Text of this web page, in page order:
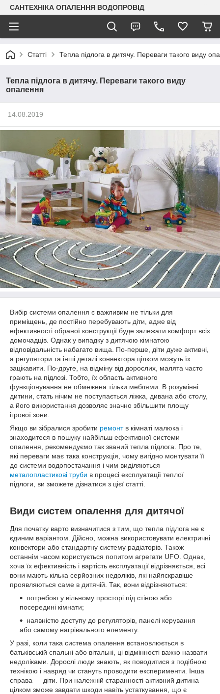
САНТЕХНІКА ОПАЛЕННЯ ВОДОПРОВІД
Статті Тепла підлога в дитячу. Переваги такого виду
Тепла підлога в дитячу. Переваги такого виду
опалення
14.08.2019
Вибір системи опалення є важливим не тільки для
приміщень, де постійно перебувають діти, адже від
ефективності обраної конструкції буде залежати комфорт всіх
домочадців. Однак у випадку з дитячою кімнатою
відповідальність набагато вища. По-перше, діти дуже активні,
а регулятори та інші деталі конвектора цілком можуть їх
зацікавити. По-друге, на відміну від дорослих, малята часто
грають на підлозі. Тобто, їх область активного
функціонування не обмежена тільки меблями. В розумінні
дитини, стать нічим не поступається ліжка, дивана або столу,
а його використання дозволяє значно збільшити площу
ігрової зони.
Якщо ви зібралися зробити ремонтв кімнаті малюка і
знаходитеся в пошуку найбільш ефективної системи
опалення, рекомендуємо так званий тепла підлога. Про те,
які переваги має така конструкція, чому вигідно монтувати її
до системи водопостачання і чим виділяються
металопластикові труби в процесі експлуатації теплої
підлоги, ви зможете дізнатися з цієї статті.
Види систем опалення для дитячої
Для початку варто визначитися з тим, що тепла підлога не є
єдиним варіантом. Дійсно, можна використовувати електричні
конвектори або стандартну систему радіаторів. Також
останнім часом користується попитом агрегати UFO. Однак,
хоча їх ефективність і вартість експлуатації відрізняється, всі
вони мають кілька серйозних недоліків, які найяскравіше
проявляються саме в дитячій. Так, вони відрізняються:
потребою у вільному просторі під стіною або
посередині кімнати;
наявністю доступу до регуляторів, панелі керування
або самому нагрівального елементу.
У разі, коли така система опалення встановлюється в
батьківській спальні або вітальні, ці відмінності важко назвати
недоліками. Дорослі люди знають, як поводитися з подібною
технікою і навряд чи стануть проводити експерименти. Інша
справа — діти. При належній старанності активний дитина
цілком зможе завдати шкоди навіть устаткування, що є